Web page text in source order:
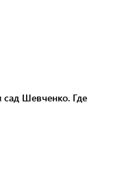
Шевченко. Где